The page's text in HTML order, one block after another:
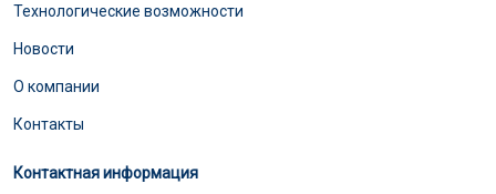
Технологические возможности
Новости
О компании
Контакты
Контактная информация